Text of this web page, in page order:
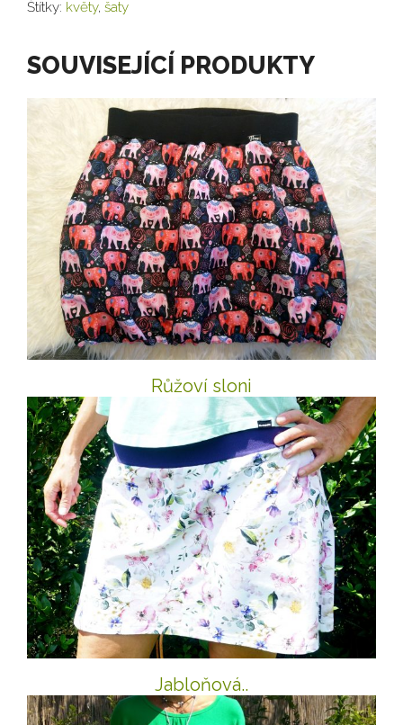
Štítky: květy, šaty
SOUVISEJÍCÍ PRODUKTY
Růžoví sloni
Jabloňová..